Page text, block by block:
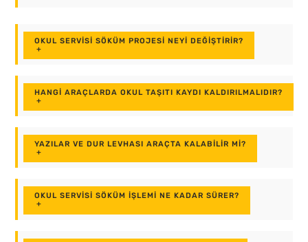
OKUL SERVISI SÖKÜM PROJESI NEYI DEĞIŞTIRIR?
+
HANGI ARAÇLARDA OKUL TAŞITI KAYDI KALDIRILMALIDIR?
+
YAZILAR VE DUR LEVHASI ARAÇTA KALABILIR MI?
+
OKUL SERVISI SÖKÜM IŞLEMI NE KADAR SÜRER?
+